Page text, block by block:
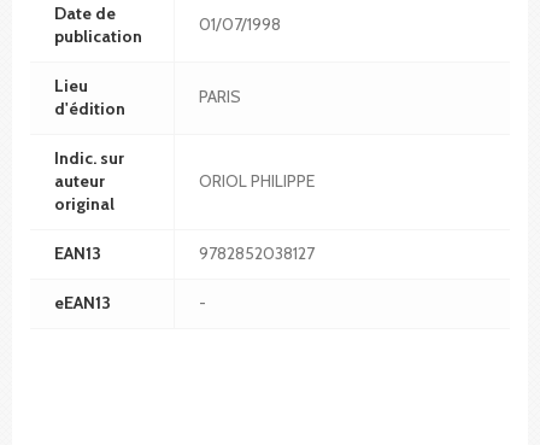
Date de
publication
01/07/1998
Lieu
d'édition
PARIS
Indic. sur
auteur
original
ORIOL PHILIPPE
EAN13 9782852038127
eEAN13 -